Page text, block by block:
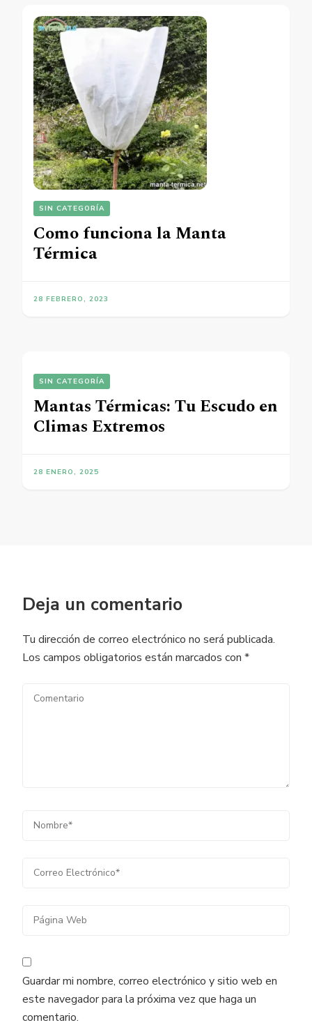
SIN CATEGORÍA
Como funciona la Manta
Térmica
28 FEBRERO, 2023
SIN CATEGORÍA
Mantas Térmicas: Tu Escudo en
Climas Extremos
28 ENERO, 2025
Deja un comentario
Tu dirección de correo electrónico no será publicada.
Los campos obligatorios están marcados con *
Guardar mi nombre, correo electrónico y sitio web en
este navegador para la próxima vez que haga un
comentario.